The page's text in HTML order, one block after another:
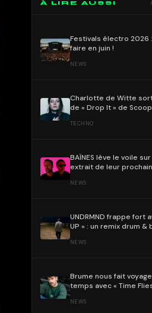
À LIRE AUSSI
Festivals électro 2026
faire en juin !
NEWS
Charlotte de Witte
de « Drop It » de Scoop
TECHNO
BAÏNES lève le voile sur
extrait de leur prochain
NEWS
UNDRMND frappe fort
UP » : un remix drum &
NEWS
Brume nous fait
temps avec « Time
NEWS